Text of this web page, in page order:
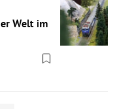
Welt im